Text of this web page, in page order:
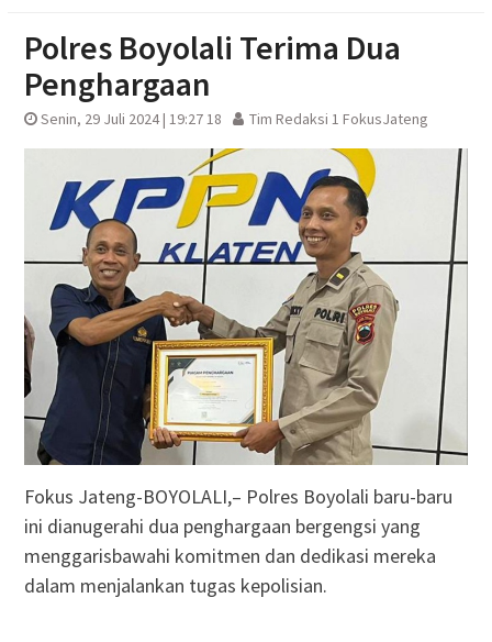
Polres Boyolali Terima Dua
Penghargaan
Senin, 29 Juli 2024 | 19:27 18 Tim Redaksi 1 FokusJateng
Fokus Jateng-BOYOLALI,– Polres Boyolali baru-baru
ini dianugerahi dua penghargaan bergengsi yang
menggarisbawahi komitmen dan dedikasi mereka
dalam menjalankan tugas kepolisian.